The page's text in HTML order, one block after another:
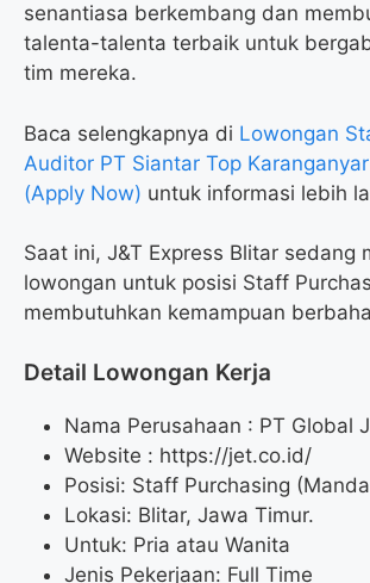
senantiasa berkembang dan
talenta-talenta terbaik untuk
tim mereka.
Baca selengkapnya di Lowongan
Auditor PT Siantar Top
(Apply Now) untuk informasi lebih
Saat ini, J&T Express Blitar sedang
lowongan untuk posisi Staff
membutuhkan kemampuan
Detail Lowongan Kerja
Nama Perusahaan : PT Global
Website : https://jet.co.id/
Posisi: Staff Purchasing
Lokasi: Blitar, Jawa Timur.
Untuk: Pria atau Wanita
Jenis Pekerjaan: Full Time